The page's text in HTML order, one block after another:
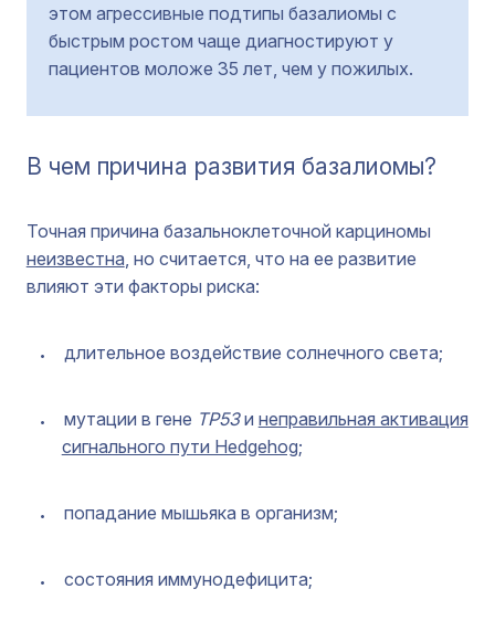
этом агрессивные подтипы базалиомы с
быстрым ростом чаще диагностируют у
пациентов моложе 35 лет, чем у пожилых.
В чем причина развития базалиомы?
Точная причина базальноклеточной карциномы
неизвестна , но считается, что на ее развитие
влияют эти факторы риска:
длительное воздействие солнечного света;
мутации в гене TP53и неправильная активация
сигнального пути Hedgehog;
попадание мышьяка в организм;
состояния иммунодефицита;